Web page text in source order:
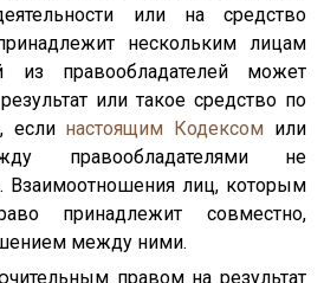
или на средство
нескольким лицам
из правообладателей может
или такое средство по
если настоящим Кодексом или
правообладателями не
Взаимоотношения лиц, которым
принадлежит совместно,
между ними.
правом на результат